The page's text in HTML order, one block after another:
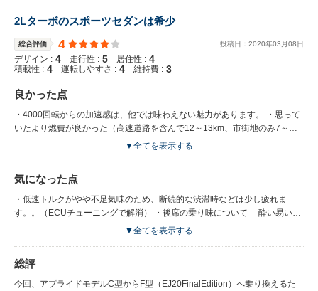
2Lターボのスポーツセダンは希少
総合評価 4 投稿日： 2020年03 月08日
デザイン : 4 走行性 : 5 居住性 : 4
積載性 : 4 運転しやすさ : 4 維持費 : 3
良かった点
・4000回転からの加速感は、他では味わえない魅力があります。 ・思って
いたより燃費が良かった（高速道路を含んで12～13km、市街地のみ7～
9km） ・スポーティですがセダンのため、荷室が広い
▼全てを表示する
気になった点
・低速トルクがやや不足気味のため、断続的な渋滞時などは少し疲れま
す。。（ECUチューニングで解消） ・後席の乗り味について 酔い易い方
は、路面からの突き上げ感が多少気になるかと思います。（家族の感想）
では、好き嫌いが分かれるところだと思います
▼全てを表示する
総評
今回、アプライドモデルC型からF型（EJ20FinalEdition）へ乗り換えるた